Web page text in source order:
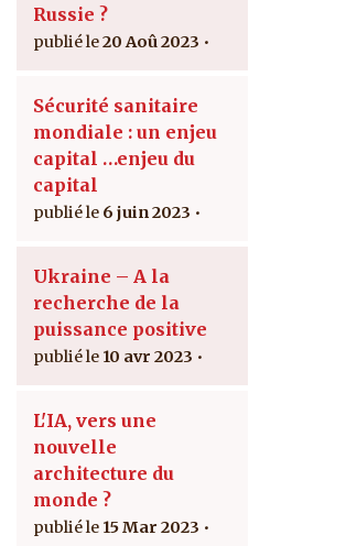
Russie ?
20 Aoû 2023
Sécurité sanitaire
mondiale : un enjeu
capital …enjeu du
capital
6 juin 2023
Ukraine – A la
recherche de la
puissance positive
10 avr 2023
L'IA, vers une
nouvelle
architecture du
monde ?
15 Mar 2023